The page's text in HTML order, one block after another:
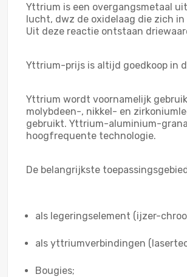
Yttrium is een overgangsmetaal
lucht, dwz de oxidelaag die zich
Uit deze reactie ontstaan
Yttrium-prijs is altijd goedkoop in
Yttrium wordt voornamelijk
molybdeen-, nikkel- en
gebruikt. Yttrium-aluminium-
hoogfrequente technologie.
De belangrijkste
als legeringselement (ijzer-
als yttriumverbindingen
Bougies;